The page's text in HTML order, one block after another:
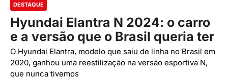
DESTAQUE
Hyundai Elantra N 2024: o carro
e a versão que o Brasil queria ter
O Hyundai Elantra, modelo que saiu de linha no Brasil em
2020, ganhou uma reestilização na versão esportiva N,
que nunca tivemos